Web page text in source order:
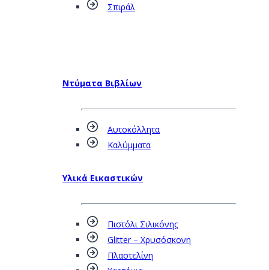
Σπιράλ
Ντύματα Βιβλίων
Αυτοκόλλητα
Καλύμματα
Υλικά Εικαστικών
Πιστόλι Σιλικόνης
Glitter – Χρυσόσκονη
Πλαστελίνη